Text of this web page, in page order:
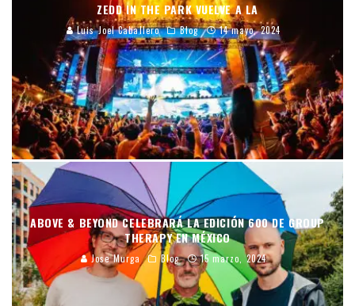
ZEDD IN THE PARK VUELVE A LA
Luis Joel Caballero Blog 14 mayo, 2024
ABOVE & BEYOND CELEBRARÁ LA EDICIÓN 600 DE GROUP
THERAPY EN MÉXICO
Jose Murga Blog 15 marzo, 2024